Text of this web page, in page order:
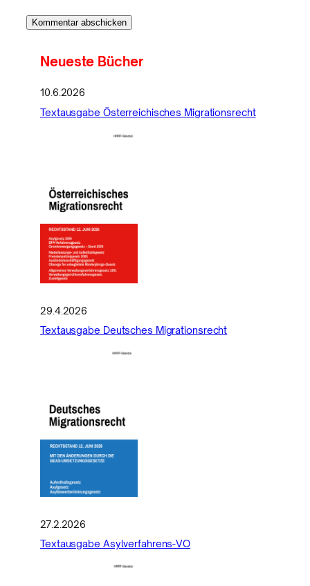
Neueste Bücher
10.6.2026
Textausgabe Österreichisches Migrationsrecht
29.4.2026
Textausgabe Deutsches Migrationsrecht
27.2.2026
Textausgabe Asylverfahrens-VO